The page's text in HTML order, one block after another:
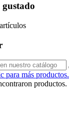
para más productos.
productos.